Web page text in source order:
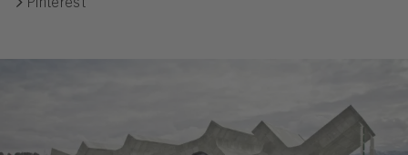
Pinterest